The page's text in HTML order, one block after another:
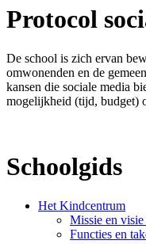
Protocol
De school is zich ervan
omwonenden en de
kansen die sociale media
mogelijkheid (tijd, budget)
Schoolgids
Het Kindcentrum
Missie en
Functies en